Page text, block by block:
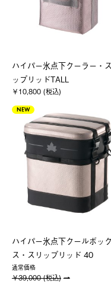
ハイパー氷点下クーラー・
ップリッドTALL
￥10,800 (税込)
NEW
ハイパー氷点下クールボック
ス・スリップリッド 40
通常価格
￥39,000 (税込)